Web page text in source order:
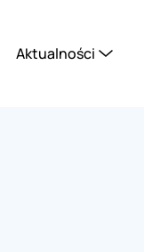
Aktualności